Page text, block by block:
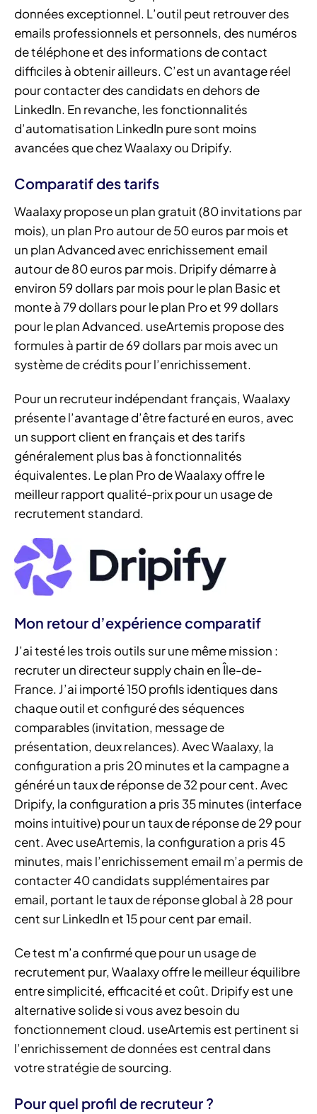
données exceptionnel. L’outil peut retrouver des
emails professionnels et personnels, des numéros
de téléphone et des informations de contact
difficiles à obtenir ailleurs. C’est un avantage réel
pour contacter des candidats en dehors de
LinkedIn. En revanche, les fonctionnalités
d’automatisation LinkedIn pure sont moins
avancées que chez Waalaxy ou Dripify.
Comparatif des tarifs
Waalaxy propose un plan gratuit (80 invitations par
mois), un plan Pro autour de 50 euros par mois et
un plan Advanced avec enrichissement email
autour de 80 euros par mois. Dripify démarre à
environ 59 dollars par mois pour le plan Basic et
monte à 79 dollars pour le plan Pro et 99 dollars
pour le plan Advanced. useArtemis propose des
formules à partir de 69 dollars par mois avec un
système de crédits pour l’enrichissement.
Pour un recruteur indépendant français, Waalaxy
présente l’avantage d’être facturé en euros, avec
un support client en français et des tarifs
généralement plus bas à fonctionnalités
équivalentes. Le plan Pro de Waalaxy offre le
meilleur rapport qualité-prix pour un usage de
recrutement standard.
Mon retour d’expérience comparatif
J’ai testé les trois outils sur une même mission :
recruter un directeur supply chain en Île-de-
France. J’ai importé 150 profils identiques dans
chaque outil et configuré des séquences
comparables (invitation, message de
présentation, deux relances). Avec Waalaxy, la
configuration a pris 20 minutes et la campagne a
généré un taux de réponse de 32 pour cent. Avec
Dripify, la configuration a pris 35 minutes (interface
moins intuitive) pour un taux de réponse de 29 pour
cent. Avec useArtemis, la configuration a pris 45
minutes, mais l’enrichissement email m’a permis de
contacter 40 candidats supplémentaires par
email, portant le taux de réponse global à 28 pour
cent sur LinkedIn et 15 pour cent par email.
Ce test m’a confirmé que pour un usage de
recrutement pur, Waalaxy offre le meilleur équilibre
entre simplicité, efficacité et coût. Dripify est une
alternative solide si vous avez besoin du
fonctionnement cloud. useArtemis est pertinent si
l’enrichissement de données est central dans
votre stratégie de sourcing.
Pour quel profil de recruteur ?